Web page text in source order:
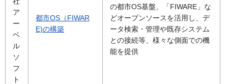
ア
ー
ベ
ル
ソ
フ
ト
都市OS（FIWAR
E)の構築
の都市OS基盤、「FIWARE」な
どオープンソースを活用し、デ
ータ検索・管理や既存システム
との接続等、様々な側面での機
能を提供